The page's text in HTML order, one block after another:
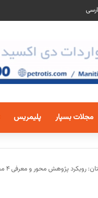
مجلات بسپار پلیمریس
محور و معرفی 4 محصول جدید در رزیتان